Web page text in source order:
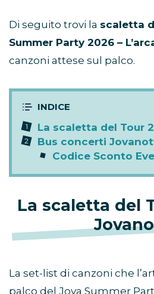
Di seguito trovi la scaletta
Summer Party 2026 –
canzoni attese sul palco.
La scaletta del Tour
Bus concerti
Codice Sconto
La scaletta del
La set-list di canzoni che
palco del Jova Summer